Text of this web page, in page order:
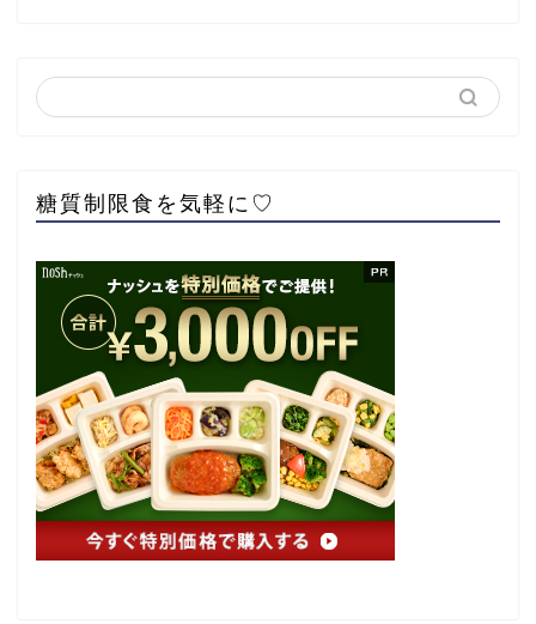
糖質制限食を気軽に♡